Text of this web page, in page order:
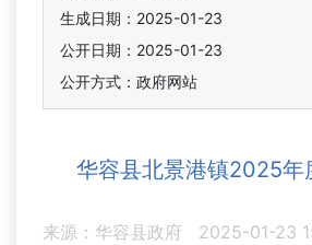
生成日期：2025-01-23
公开日期：2025-01-23
公开方式：政府网站
华容县北景港镇2025年
来源：华容县政府
2025-01-23